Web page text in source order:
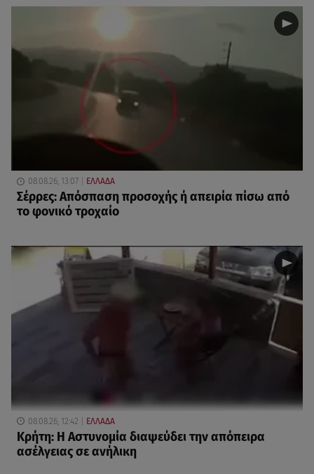
08.08.26, 13:07 ΕΛΛΑΔΑ
Σέρρες: Απόσπαση προσοχής ή απειρία πίσω από
το φονικό τροχαίο
08.08.26, 12:42 ΕΛΛΑΔΑ
Κρήτη: Η Αστυνομία διαψεύδει την απόπειρα
ασέλγειας σε ανήλικη